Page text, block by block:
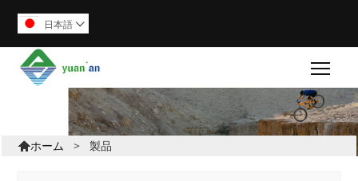
日本語 
ホーム > 製品